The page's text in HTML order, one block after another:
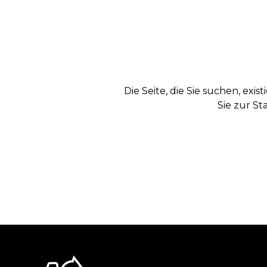
Die Seite, die Sie suchen,
Sie zur